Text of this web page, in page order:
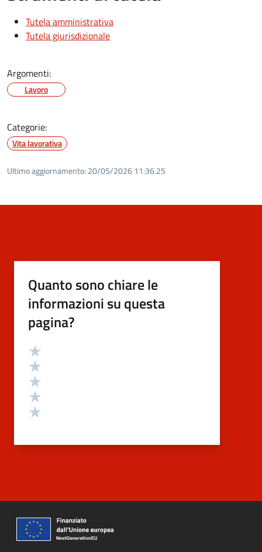
Tutela amministrativa
Tutela giurisdizionale
Argomenti:
Lavoro
Categorie:
Vita lavorativa
Ultimo aggiornamento: 20/05/2026 11:36.25
Quanto sono chiare le
informazioni su questa
pagina?
Valutazione